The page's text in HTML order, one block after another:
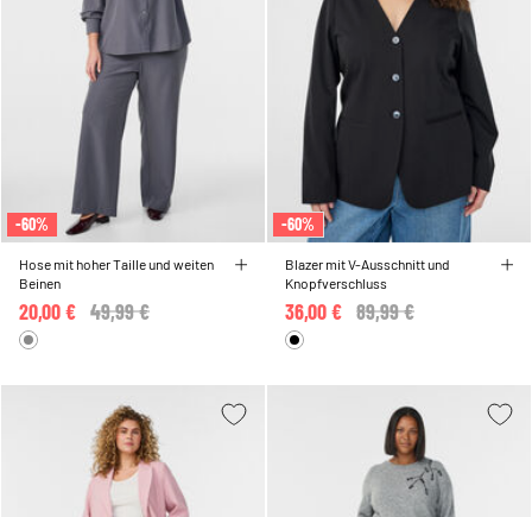
-60%
Hose mit hoher Taille und weiten
Beinen
Price reduced from
49,99 €
20,00 €
-60%
Blazer mit V-Ausschnitt und
Knopfverschluss
Price reduced from
89,99 €
36,00 €